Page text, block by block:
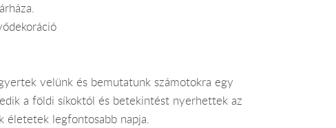
velünk és bemutatunk számotokra egy
a földi síkoktól és betekintést nyerhettek az
életetek legfontosabb napja.